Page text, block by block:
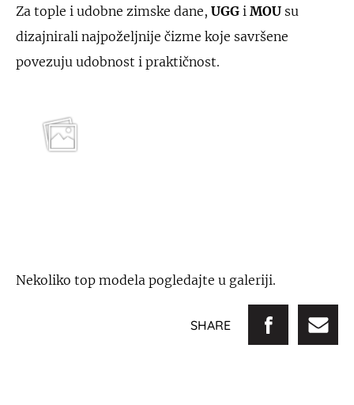
Za tople i udobne zimske dane, UGG i MOU su
dizajnirali najpoželjnije čizme koje savršene
povezuju udobnost i praktičnost.
Nekoliko top modela pogledajte u galeriji.
SHARE